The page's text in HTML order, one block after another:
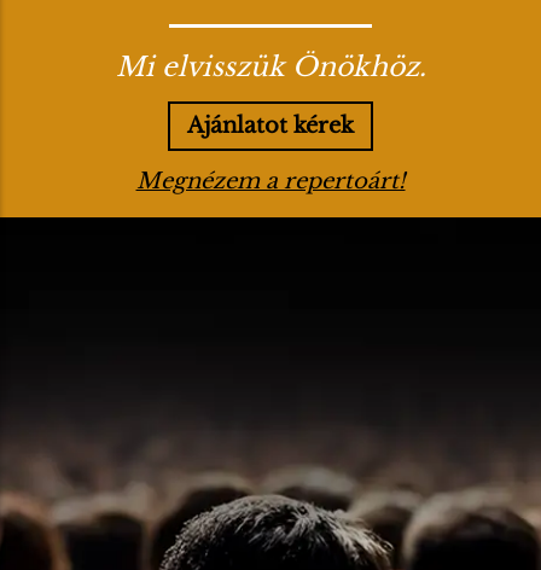
Mi elvisszük Önökhöz.
Ajánlatot kérek
Megnézem a repertoárt!